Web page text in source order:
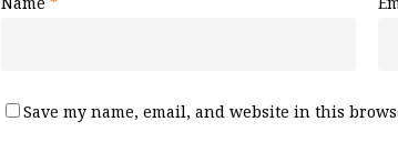
Save my name, email, and website in this